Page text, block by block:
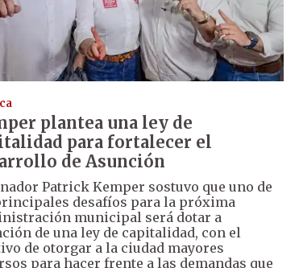
plantea una ley de
para fortalecer el
de Asunción
Patrick Kemper sostuvo que uno de
desafíos para la próxima
municipal será dotar a
de una ley de capitalidad, con el
de otorgar a la ciudad mayores
para hacer frente a las demandas que